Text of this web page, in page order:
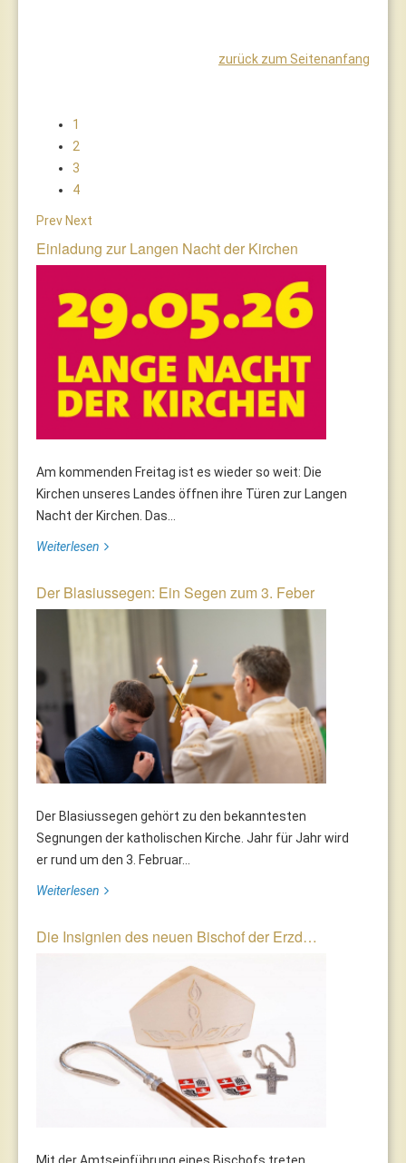
zurück zum Seitenanfang
1
2
3
4
PrevNext
Einladung zur Langen Nacht der Kirchen
Am kommenden Freitag ist es wieder so weit: Die
Kirchen unseres Landes öffnen ihre Türen zur Langen
Nacht der Kirchen. Das...
Weiterlesen
Der Blasiussegen: Ein Segen zum 3. Feber
Der Blasiussegen gehört zu den bekanntesten
Segnungen der katholischen Kirche. Jahr für Jahr wird
er rund um den 3. Februar...
Weiterlesen
Die Insignien des neuen Bischof der Erzd…
Mit der Amtseinführung eines Bischofs treten